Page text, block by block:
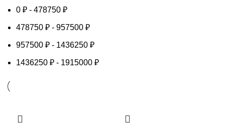
0 ₽ - 478750 ₽
478750 ₽ - 957500 ₽
957500 ₽ - 1436250 ₽
1436250 ₽ - 1915000 ₽